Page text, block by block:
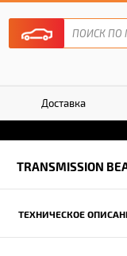
Доставка
TRANSMISSION
ТЕХНИЧЕСКОЕ